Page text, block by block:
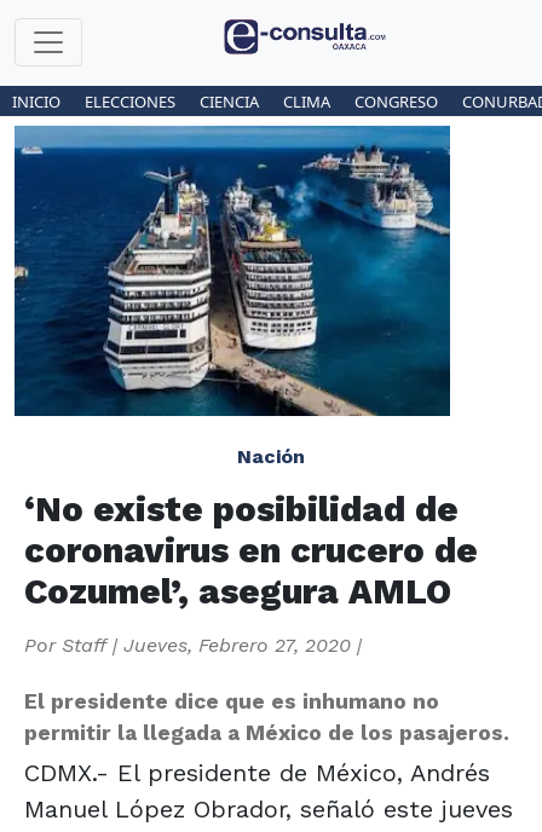
INICIO ELECCIONES CIENCIA CLIMA CONGRESO
Nación
‘No existe posibilidad de
coronavirus en crucero de
Cozumel’, asegura AMLO
Por Staff| Jueves, Febrero 27, 2020 |
El presidente dice que es inhumano no
permitir la llegada a México de los pasajeros.
CDMX.- El presidente de México, Andrés
Manuel López Obrador, señaló este jueves